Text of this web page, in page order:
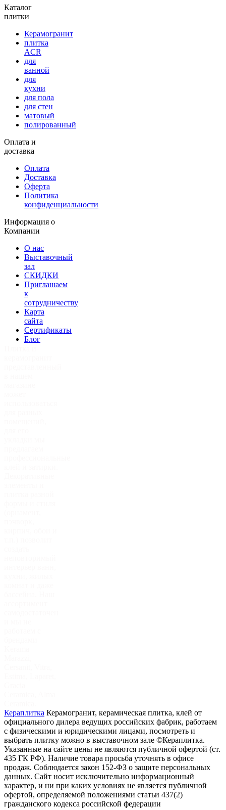
Каталог
плитки
Керамогранит
плитка
ACR
для
ванной
для
кухни
для пола
для стен
матовый
полированный
Оплата и
доставка
Оплата
Доставка
Оферта
Политика
конфиденциальности
Информация о
Компании
О нас
Выставочный
зал
СКИДКИ
Приглашаем
к
сотрудничеству
Карта
сайта
Сертификаты
Блог
Кераплитка Керамогранит, керамическая плитка, клей от
официального дилера ведущих российских фабрик, работаем
с физическими и юридическими лицами, посмотреть и
выбрать плитку можно в выставочном зале ©Кераплитка.
Указанные на сайте цены не являются публичной офертой (ст.
435 ГК РФ). Наличие товара просьба уточнять в офисе
продаж. Соблюдается закон 152-ФЗ о защите персональных
данных. Сайт носит исключительно информационный
характер, и ни при каких условиях не является публичной
офертой, определяемой положениями статьи 437(2)
гражданского кодекса российской федерации